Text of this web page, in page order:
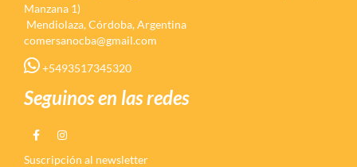
Manzana 1)
Mendiolaza, Córdoba, Argentina
comersanocba@gmail.com
+5493517345320
Seguinos en las redes
Suscripción al newsletter